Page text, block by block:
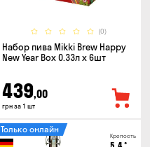
(0)
Набор пива Mikki Brew Happy
New Year Box 0.33л x 6шт
439,00
грн за 1 шт
Крепость
Только онлайн